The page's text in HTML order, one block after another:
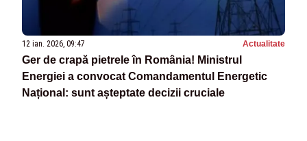
12 ian. 2026, 09:47 Actualitate
Ger de crapă pietrele în România! Ministrul
Energiei a convocat Comandamentul Energetic
Național: sunt așteptate decizii cruciale